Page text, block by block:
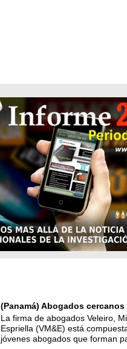
(Panamá) Abogados
La firma de abogados Veleiro,
Espriella (VM&E) está
jóvenes abogados que forman